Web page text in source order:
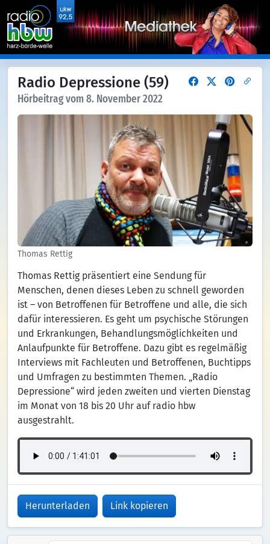
Radio Depressione (59)
Hörbeitrag vom 8. November 2022
Thomas Rettig
Thomas Rettig präsentiert eine Sendung für
Menschen, denen dieses Leben zu schnell geworden
ist – von Betroffenen für Betroffene und alle, die sich
dafür interessieren. Es geht um psychische Störungen
und Erkrankungen, Behandlungsmöglichkeiten und
Anlaufpunkte für Betroffene. Dazu gibt es regelmäßig
Interviews mit Fachleuten und Betroffenen, Buchtipps
und Umfragen zu bestimmten Themen. „Radio
Depressione“ wird jeden zweiten und vierten Dienstag
im Monat von 18 bis 20 Uhr auf radio hbw
ausgestrahlt.
Herunterladen Link kopieren